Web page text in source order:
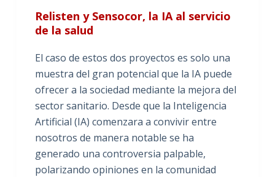
Relisten y Sensocor, la IA al servicio
de la salud
El caso de estos dos proyectos es solo una
muestra del gran potencial que la IA puede
ofrecer a la sociedad mediante la mejora del
sector sanitario. Desde que la Inteligencia
Artificial (IA) comenzara a convivir entre
nosotros de manera notable se ha
generado una controversia palpable,
polarizando opiniones en la comunidad